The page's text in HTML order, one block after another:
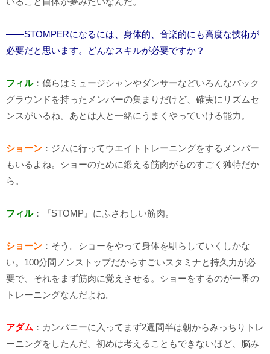
――STOMPERになるには、身体的、音楽的にも高度な技術が
必要だと思います。どんなスキルが必要ですか？
フィル：僕らはミュージシャンやダンサーなどいろんなバック
グラウンドを持ったメンバーの集まりだけど、確実にリズムセ
ンスがいるね。あとは人と一緒にうまくやっていける能力。
ショーン ：ジムに行ってウエイトトレーニングをするメンバー
もいるよね。ショーのために鍛える筋肉がものすごく独特だか
ら。
フィル：『STOMP』にふさわしい筋肉。
ショーン ：そう。ショーをやって身体を馴らしていくしかな
い。100分間ノンストップだからすごいスタミナと持久力が必
要で、それをまず筋肉に覚えさせる。ショーをするのが一番の
トレーニングなんだよね。
アダム ：カンパニーに入ってまず2週間半は朝からみっちりトレ
ーニングをしたんだ。初めは考えることもできないほど、脳み